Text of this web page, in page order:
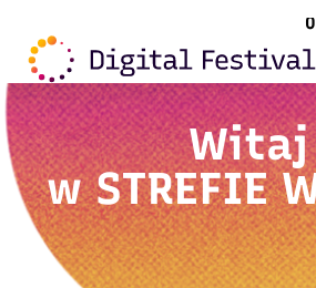
Witaj
wSTREFIE